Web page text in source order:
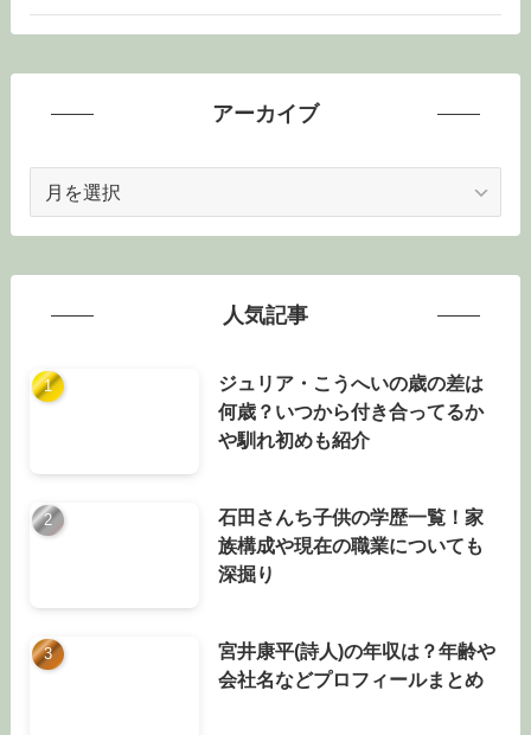
アーカイブ
カ
人気記事
ジュリア・こうへいの歳の差は
何歳？いつから付き合ってるか
や馴れ初めも紹介
石田さんち子供の学歴一覧！家
族構成や現在の職業についても
深掘り
宮井康平(詩人)の年収は？年齢や
会社名などプロフィールまとめ